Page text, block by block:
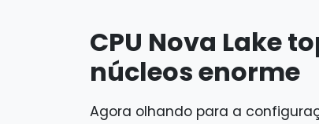
CPU Nova Lake
núcleos enorme
Agora olhando para a